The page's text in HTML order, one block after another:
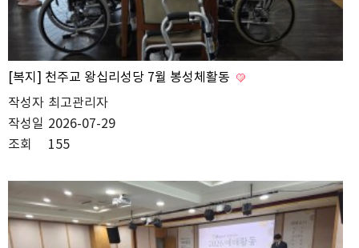
[복지] 천주교 왕십리성당 7월 봉성체활동
작성자 최고관리자
작성일 2026-07-29
조회
155